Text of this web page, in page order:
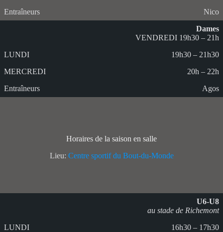
Nico
Dames
VENDREDI 19h30 – 21h
19h30 – 21h30
20h – 22h
Agos
Horaires de la saison en salle
Lieu: Centre sportif du Bout-du-Monde
U6-U8
au stade de Richemont
16h30 – 17h30